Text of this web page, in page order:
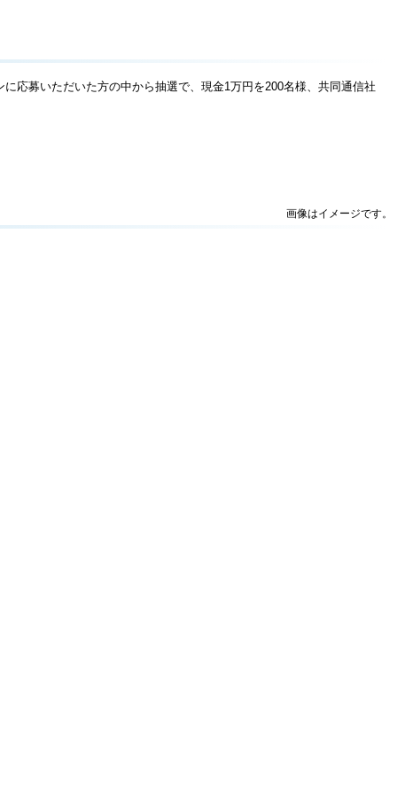
応募いただいた方の中から抽選で、現金1万円を200名様、共同通信社
画像はイメージです。